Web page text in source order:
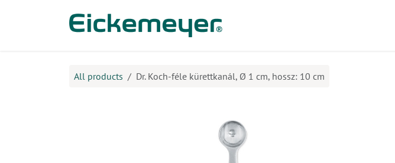
All products Dr. Koch-féle kürettkanál, Ø 1 cm, hossz: 10 cm